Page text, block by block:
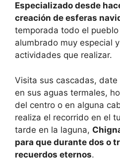
Especializado desde
creación de esferas
temporada todo el
alumbrado muy especial
actividades que realizar.
Visita sus cascadas,
en sus aguas termales,
del centro o en alguna
realiza el recorrido en el
tarde en la laguna,
para que durante dos o
recuerdos eternos.